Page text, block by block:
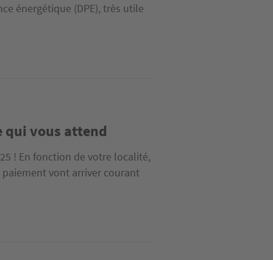
énergétique (DPE), très utile
qui vous attend
! En fonction de votre localité,
vont arriver courant